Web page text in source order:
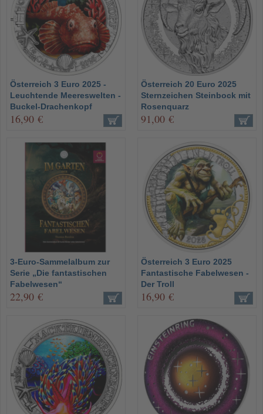
Österreich 3 Euro 2025 -
Leuchtende Meereswelten -
Buckel-Drachenkopf
16,90 €
Österreich 20 Euro 2025
Sternzeichen Steinbock mit
Rosenquarz
91,00 €
3-Euro-Sammelalbum zur
Serie „Die fantastischen
Fabelwesen“
22,90 €
Österreich 3 Euro 2025
Fantastische Fabelwesen -
Der Troll
16,90 €